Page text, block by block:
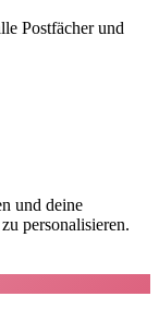
Postfächer und
und deine
personalisieren.